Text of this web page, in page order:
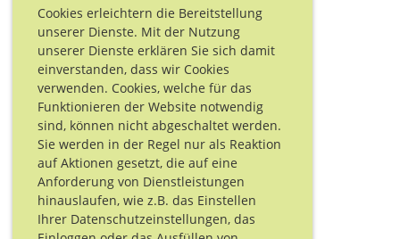
Cookies erleichtern die Bereitstellung
unserer Dienste. Mit der Nutzung
unserer Dienste erklären Sie sich damit
einverstanden, dass wir Cookies
verwenden. Cookies, welche für das
Funktionieren der Website notwendig
sind, können nicht abgeschaltet werden.
Sie werden in der Regel nur als Reaktion
auf Aktionen gesetzt, die auf eine
Anforderung von Dienstleistungen
hinauslaufen, wie z.B. das Einstellen
Ihrer Datenschutzeinstellungen, das